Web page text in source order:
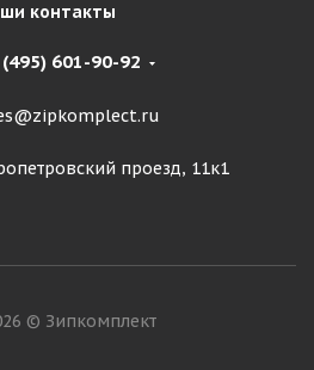
контакты
(495) 601-90-92
проезд, 11к1
© Зипкомплект